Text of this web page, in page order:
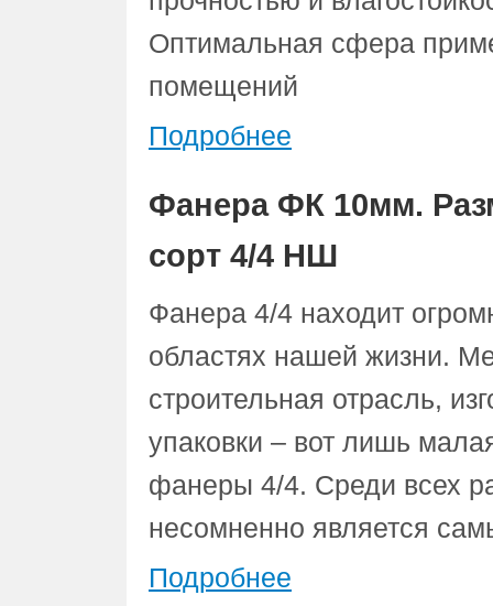
Оптимальная сфера
помещений
Подробнее
Фанера ФК 10мм.
сорт 4/4 НШ
Фанера 4/4 находит
областях нашей жизни.
строительная отрасль,
упаковки – вот лишь
фанеры 4/4. Среди всех
несомненно является
Подробнее